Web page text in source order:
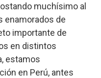
muchísimo al
enamorados de
importante de
en distintos
estamos
en Perú, antes